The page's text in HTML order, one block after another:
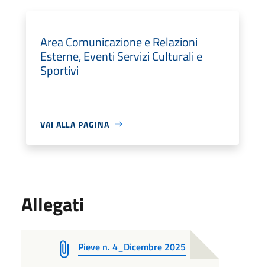
Area Comunicazione e Relazioni
Esterne, Eventi Servizi Culturali e
Sportivi
VAI ALLA PAGINA
Allegati
Pieve n. 4_Dicembre 2025